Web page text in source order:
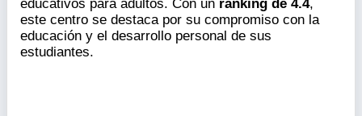
educativos para adultos. Con un ranking de 4.4,
este centro se destaca por su compromiso con la
educación y el desarrollo personal de sus
estudiantes.